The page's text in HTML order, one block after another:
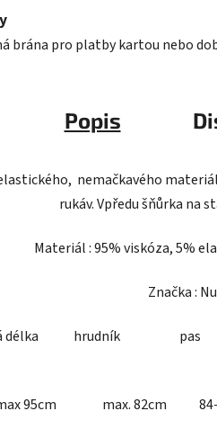
brána pro platby kartou nebo
Popis
nemačkavého
rukáv. Vpředu šňůrka na
Materiál : 95% viskóza, 5%
Značka :
délka hrudník
max. 82cm 84-